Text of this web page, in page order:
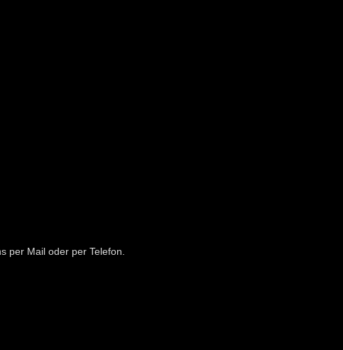
per Mail oder per Telefon.